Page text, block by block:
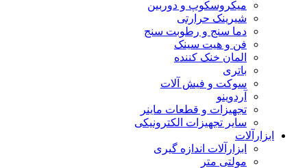
میکروسکوپ و دوربین
شیرینک حرارتی
دما سنج و رطوبت سنج
فن و هیت سینک
المان خنک کننده
باتری
سوکت و فیش آلات
آردوینو
تجهیزات و قطعات ماینر
سایر تجهیزات الکترونیکی
ابزارآلات
ابزارآلات اندازه گیری
مولتی متر